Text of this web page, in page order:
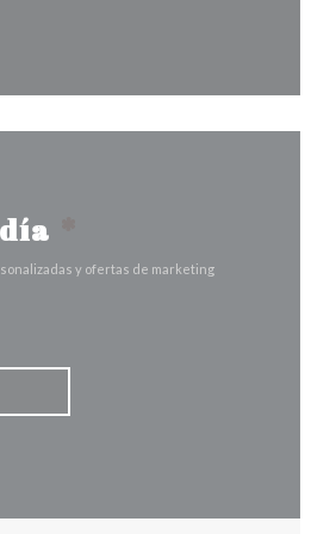
y ofertas de marketing